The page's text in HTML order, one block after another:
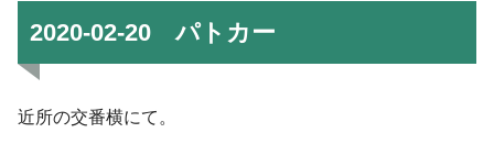
2020-02-20 パトカー
近所の交番横にて。